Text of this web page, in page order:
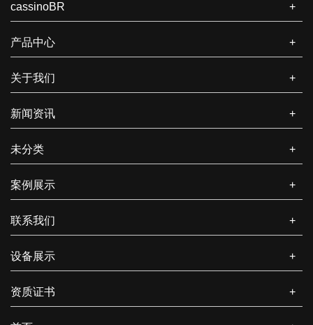
提高纸箱包装效率并降低成本对于生产和物流过程都至关重要。
以下是一些方法和策略，可以帮助您实现这些目标...
包装纸盒生产厂家如何保证品质？
在竞争激烈的包装纸盒市场，质量是包装纸盒厂家的生命线。厂
多元化的特点，以下是相关介绍： 从行业整体规...
cassinoBR +
产品中心 +
关于我们 +
新闻资讯 +
未分类 +
案例展示 +
联系我们 +
设备展示 +
资质证书 +